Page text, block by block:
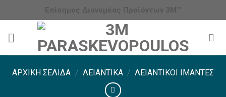
στο
περιεχόμενο
ΑΡΧΙΚΉ ΣΕΛΊΔΑ / ΛΕΙΑΝΤΙΚΆ / ΛΕΙΑΝΤΙΚΟΊ ΙΜΆΝΤΕΣ